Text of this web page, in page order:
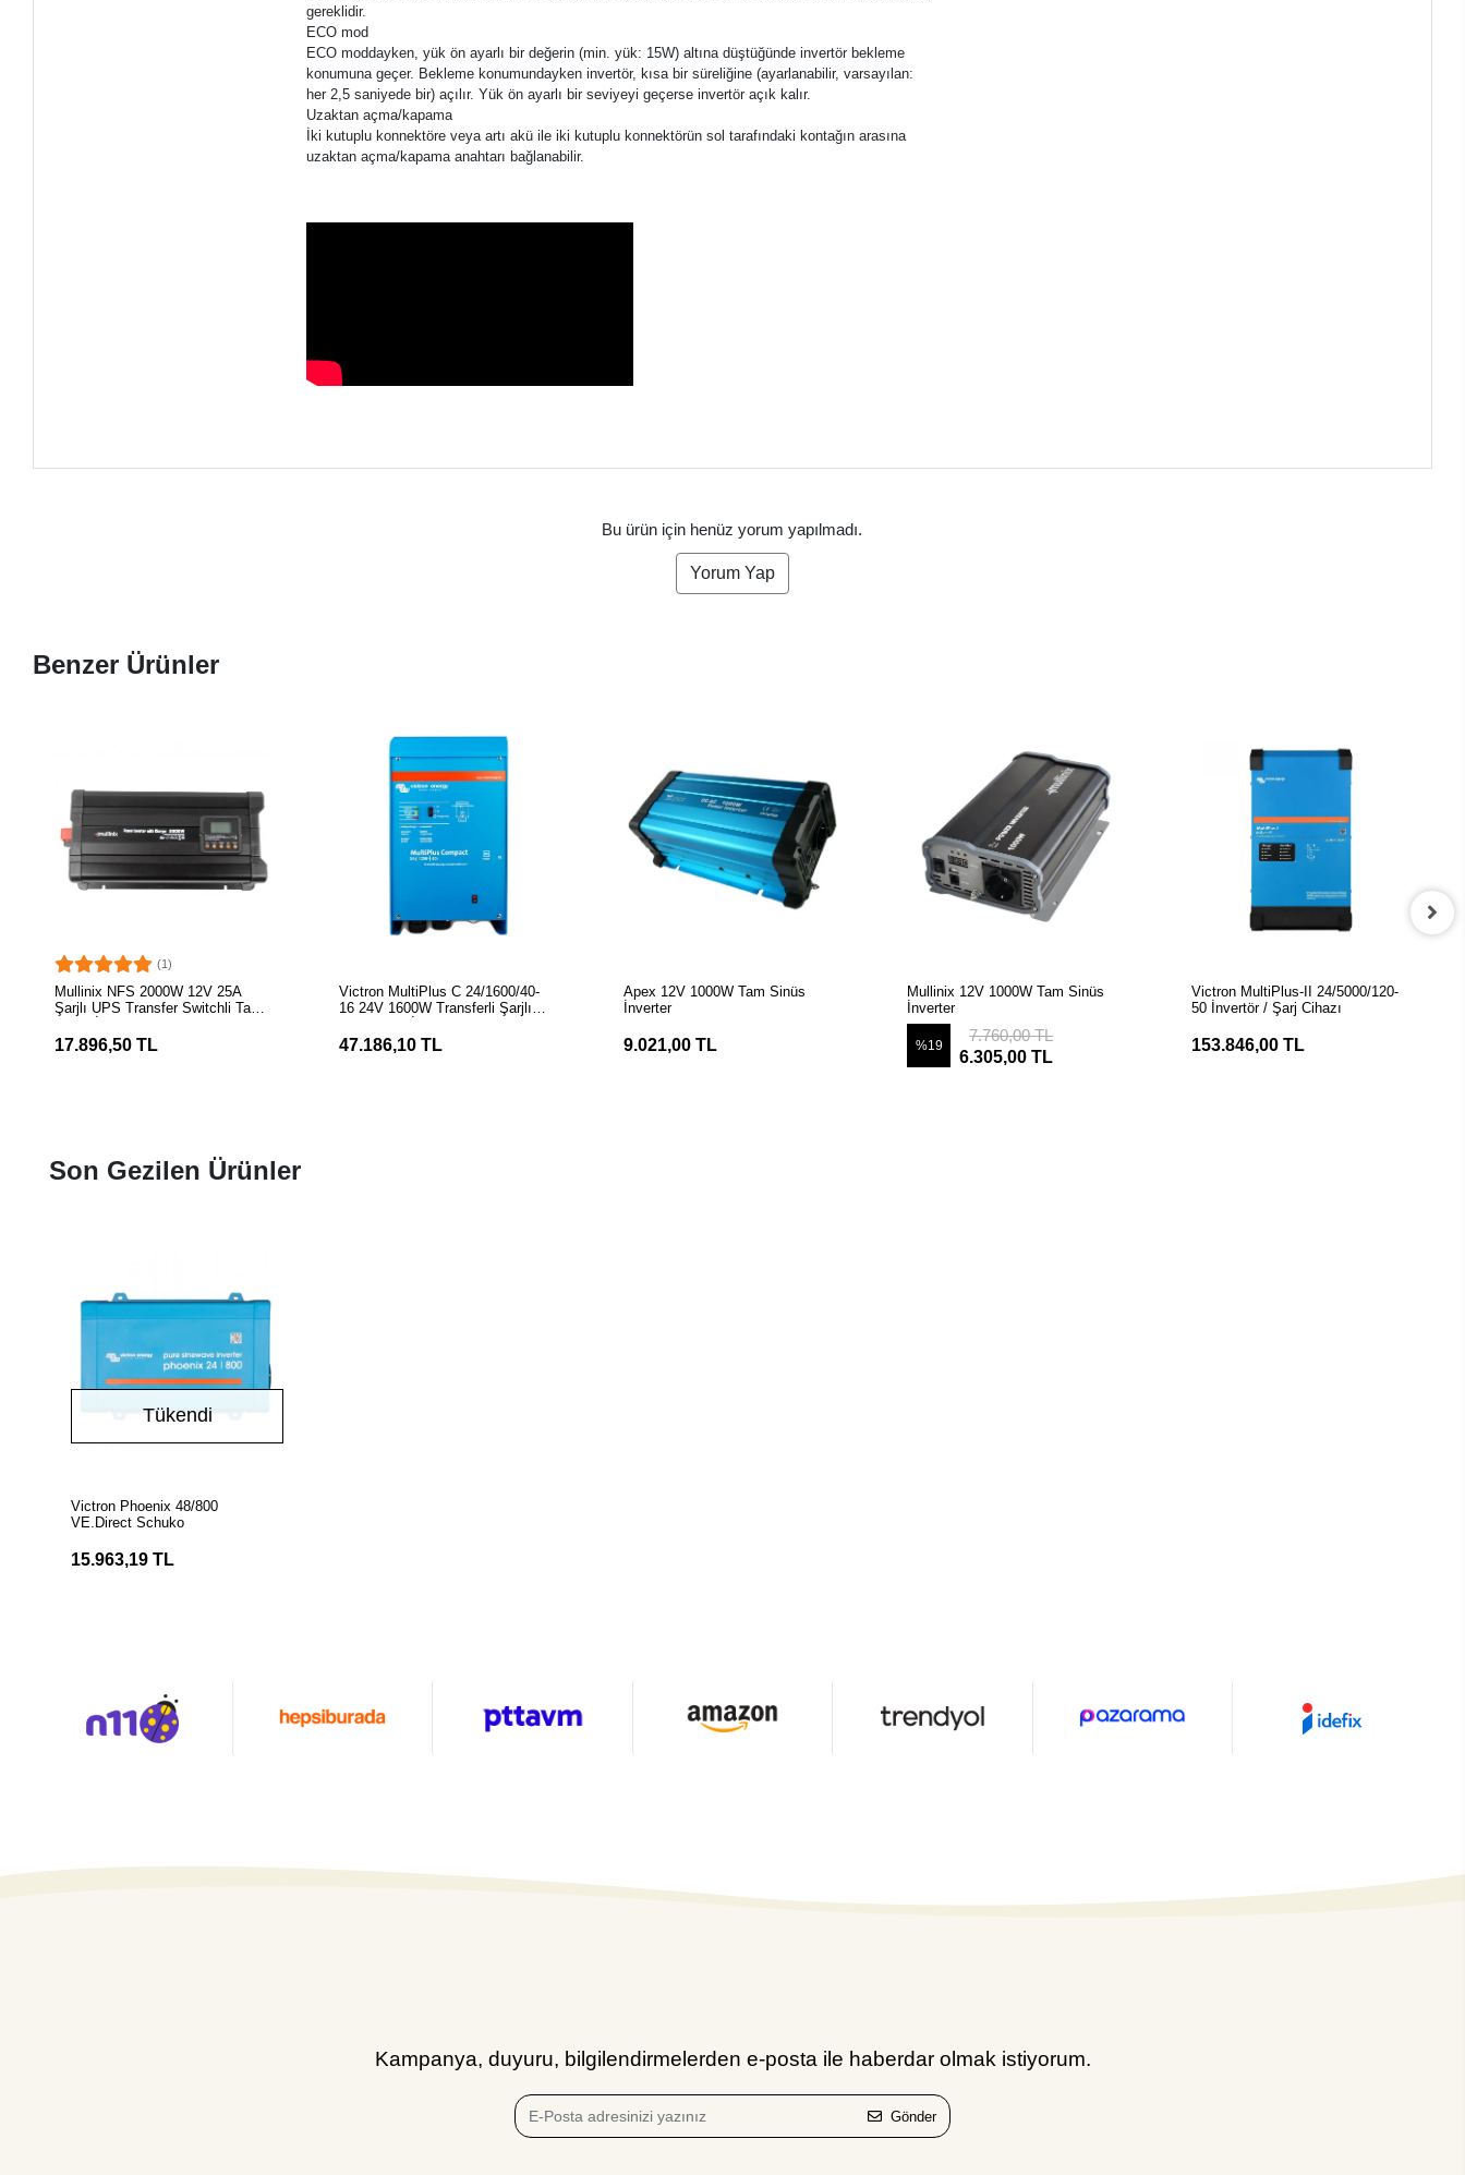
gereklidir.
ECO mod
ECO moddayken, yük ön ayarlı bir değerin (min. yük: 15W) altına düştüğünde invertör bekleme
konumuna geçer. Bekleme konumundayken invertör, kısa bir süreliğine (ayarlanabilir, varsayılan:
her 2,5 saniyede bir) açılır. Yük ön ayarlı bir seviyeyi geçerse invertör açık kalır.
Uzaktan açma/kapama
İki kutuplu konnektöre veya artı akü ile iki kutuplu konnektörün sol tarafındaki kontağın arasına
uzaktan açma/kapama anahtarı bağlanabilir.
Bu ürün için henüz yorum yapılmadı.
Yorum Yap
Benzer Ürünler
(1)
Mullinix NFS 2000W 12V 25A
Şarjlı UPS Transfer Switchli Tam
17.896,50 TL
Victron MultiPlus C 24/1600/40-
16 24V 1600W Transferli Şarjlı
47.186,10 TL
Apex 12V 1000W Tam Sinüs
İnverter
9.021,00 TL
Mullinix 12V 1000W Tam Sinüs
İnverter
%19
7.760,00 TL
6.305,00 TL
Victron MultiPlus-II 24/5000/120-
50 İnvertör / Şarj Cihazı
153.846,00 TL
Son Gezilen Ürünler
Tükendi
Victron Phoenix 48/800
VE.Direct Schuko
15.963,19 TL
Kampanya, duyuru, bilgilendirmelerden e-posta ile haberdar olmak istiyorum.
Gönder